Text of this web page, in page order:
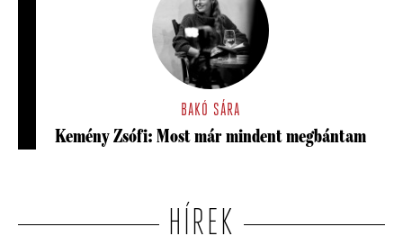
BAKÓ SÁRA
Kemény Zsófi: Most már mindent megbántam
HÍREK